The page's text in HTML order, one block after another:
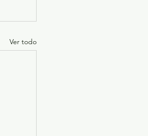
Ver todo